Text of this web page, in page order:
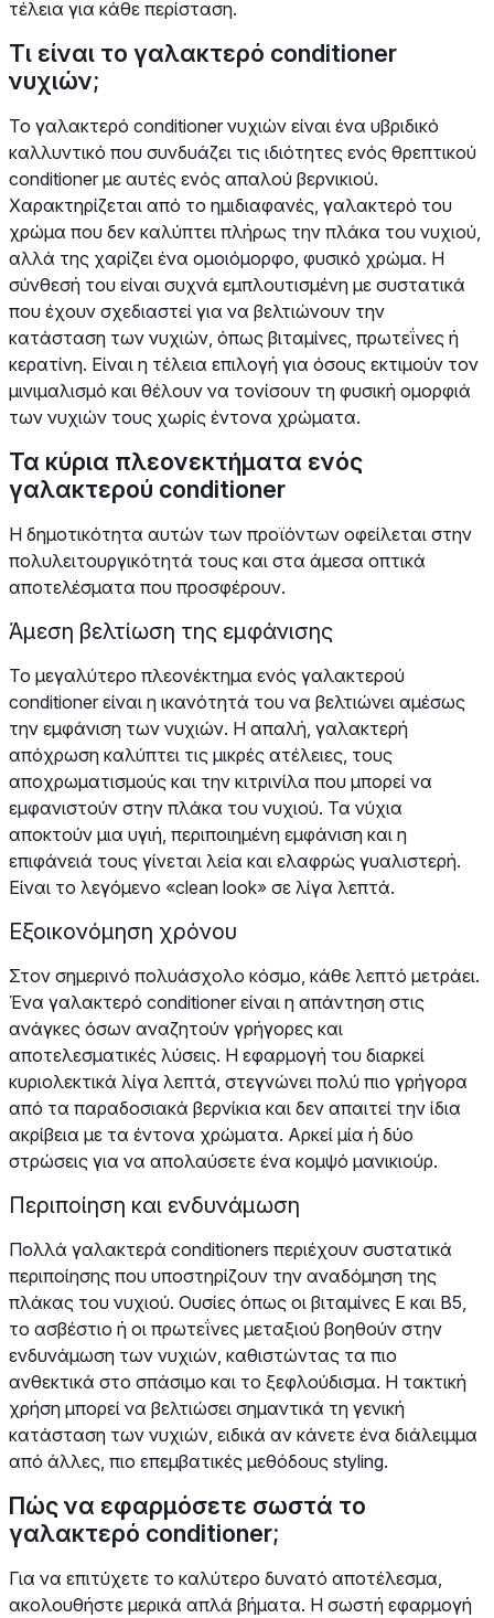
τέλεια για κάθε περίσταση.
Τι είναι το γαλακτερό conditioner
νυχιών;
Το γαλακτερό conditioner νυχιών είναι ένα υβριδικό
καλλυντικό που συνδυάζει τις ιδιότητες ενός θρεπτικού
conditioner με αυτές ενός απαλού βερνικιού.
Χαρακτηρίζεται από το ημιδιαφανές, γαλακτερό του
χρώμα που δεν καλύπτει πλήρως την πλάκα του νυχιού,
αλλά της χαρίζει ένα ομοιόμορφο, φυσικό χρώμα. Η
σύνθεσή του είναι συχνά εμπλουτισμένη με συστατικά
που έχουν σχεδιαστεί για να βελτιώνουν την
κατάσταση των νυχιών, όπως βιταμίνες, πρωτεΐνες ή
κερατίνη. Είναι η τέλεια επιλογή για όσους εκτιμούν τον
μινιμαλισμό και θέλουν να τονίσουν τη φυσική ομορφιά
των νυχιών τους χωρίς έντονα χρώματα.
Τα κύρια πλεονεκτήματα ενός
γαλακτερού conditioner
Η δημοτικότητα αυτών των προϊόντων οφείλεται στην
πολυλειτουργικότητά τους και στα άμεσα οπτικά
αποτελέσματα που προσφέρουν.
Άμεση βελτίωση της εμφάνισης
Το μεγαλύτερο πλεονέκτημα ενός γαλακτερού
conditioner είναι η ικανότητά του να βελτιώνει αμέσως
την εμφάνιση των νυχιών. Η απαλή, γαλακτερή
απόχρωση καλύπτει τις μικρές ατέλειες, τους
αποχρωματισμούς και την κιτρινίλα που μπορεί να
εμφανιστούν στην πλάκα του νυχιού. Τα νύχια
αποκτούν μια υγιή, περιποιημένη εμφάνιση και η
επιφάνειά τους γίνεται λεία και ελαφρώς γυαλιστερή.
Είναι το λεγόμενο «clean look» σε λίγα λεπτά.
Εξοικονόμηση χρόνου
Στον σημερινό πολυάσχολο κόσμο, κάθε λεπτό μετράει.
Ένα γαλακτερό conditioner είναι η απάντηση στις
ανάγκες όσων αναζητούν γρήγορες και
αποτελεσματικές λύσεις. Η εφαρμογή του διαρκεί
κυριολεκτικά λίγα λεπτά, στεγνώνει πολύ πιο γρήγορα
από τα παραδοσιακά βερνίκια και δεν απαιτεί την ίδια
ακρίβεια με τα έντονα χρώματα. Αρκεί μία ή δύο
στρώσεις για να απολαύσετε ένα κομψό μανικιούρ.
Περιποίηση και ενδυνάμωση
Πολλά γαλακτερά conditioners περιέχουν συστατικά
περιποίησης που υποστηρίζουν την αναδόμηση της
πλάκας του νυχιού. Ουσίες όπως οι βιταμίνες Ε και Β5,
το ασβέστιο ή οι πρωτεΐνες μεταξιού βοηθούν στην
ενδυνάμωση των νυχιών, καθιστώντας τα πιο
ανθεκτικά στο σπάσιμο και το ξεφλούδισμα. Η τακτική
χρήση μπορεί να βελτιώσει σημαντικά τη γενική
κατάσταση των νυχιών, ειδικά αν κάνετε ένα διάλειμμα
από άλλες, πιο επεμβατικές μεθόδους styling.
Πώς να εφαρμόσετε σωστά το
γαλακτερό conditioner;
Για να επιτύχετε το καλύτερο δυνατό αποτέλεσμα,
ακολουθήστε μερικά απλά βήματα. Η σωστή εφαρμογή